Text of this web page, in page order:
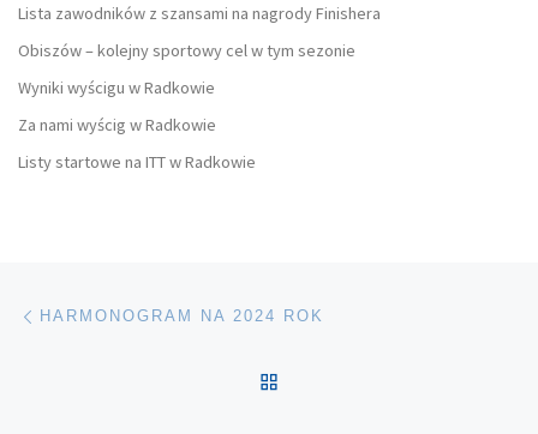
Lista zawodników z szansami na nagrody Finishera
Obiszów – kolejny sportowy cel w tym sezonie
Wyniki wyścigu w Radkowie
Za nami wyścig w Radkowie
Listy startowe na ITT w Radkowie
Nawigacja wpisu
HARMONOGRAM NA 2024 ROK